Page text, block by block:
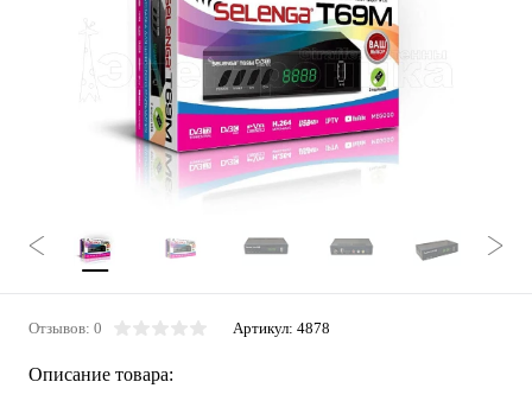
Отзывов: 0 Артикул: 4878
Описание товара: